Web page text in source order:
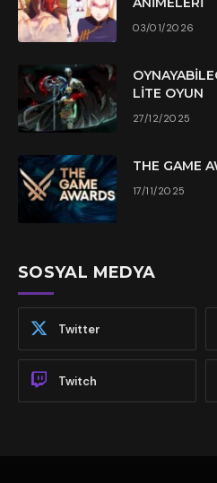
03/01/2026
LITE OYUN
27/12/2025
THE GAME
17/11/2025
SOSYAL MEDYA
Twitter
Twitch